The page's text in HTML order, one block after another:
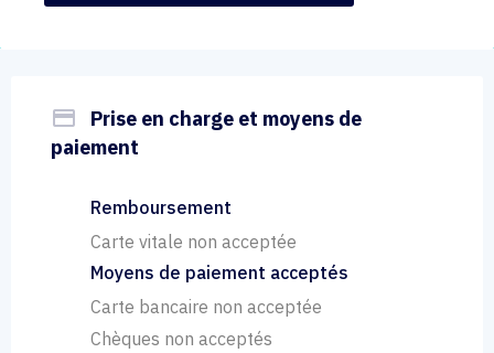
payment
Prise en charge et moyens de
paiement
Remboursement
Carte vitale non acceptée
Moyens de paiement acceptés
Carte bancaire non acceptée
Chèques non acceptés